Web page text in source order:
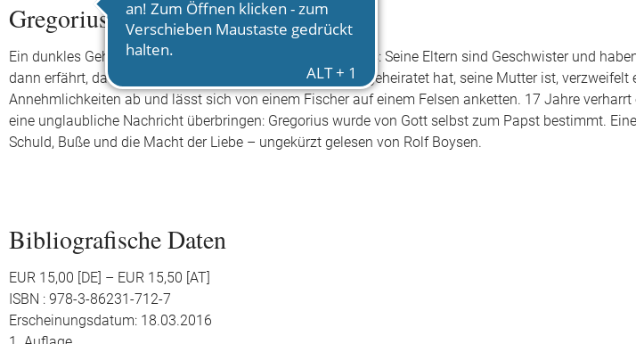
Gregorius
Ein dunkles Geheimnis belastet den jungen Ritter Gregorius: Seine Eltern sind Geschwister und
dann erfährt, dass die schöne Königin, die er gerettet und geheiratet hat, seine Mutter ist, verzweifelt
Annehmlichkeiten ab und lässt sich von einem Fischer auf einem Felsen anketten. 17 Jahre
eine unglaubliche Nachricht überbringen: Gregorius wurde von Gott selbst zum Papst bestimmt.
Schuld, Buße und die Macht der Liebe – ungekürzt gelesen von Rolf Boysen.
Bibliografische Daten
EUR 15,00 [DE] – EUR 15,50 [AT]
ISBN : 978-3-86231-712-7
Erscheinungsdatum: 18.03.2016